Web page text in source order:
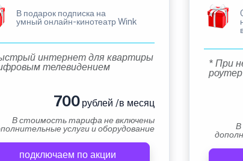
В подарок подписка на
умный онлайн-кинотеатр Wink
интернет для квартиры
телевидением
700рублей /в месяц
В стоимость тарифа не включены
услуги и оборудование
подключаем по акции
* При
В